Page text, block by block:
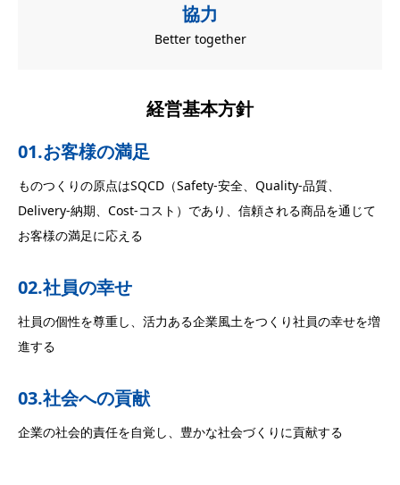
協力
Better together
経営基本方針
01.お客様の満足
ものつくりの原点はSQCD（Safety-安全、Quality-品質、
Delivery-納期、Cost-コスト）であり、信頼される商品を通じて
お客様の満足に応える
02.社員の幸せ
社員の個性を尊重し、活力ある企業風土をつくり社員の幸せを増
進する
03.社会への貢献
企業の社会的責任を自覚し、豊かな社会づくりに貢献する